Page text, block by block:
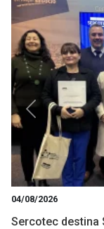
04/08/2026
Sercotec destina
Anterior